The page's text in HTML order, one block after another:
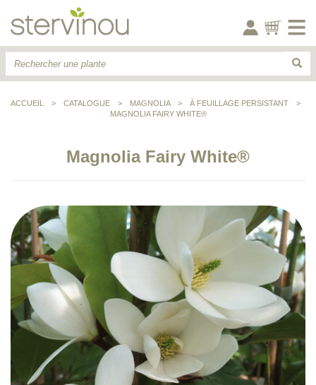
ACCUEIL > CATALOGUE > MAGNOLIA > À FEUILLAGE PERSISTANT
>
MAGNOLIA FAIRY WHITE®
Magnolia Fairy White®